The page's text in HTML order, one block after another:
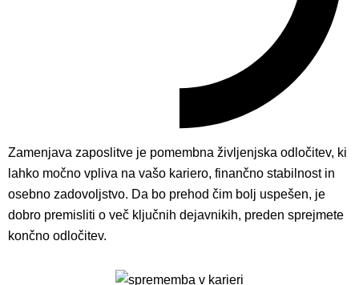
Zamenjava zaposlitve je pomembna življenjska odločitev, ki
lahko močno vpliva na vašo kariero, finančno stabilnost in
osebno zadovoljstvo. Da bo prehod čim bolj uspešen, je
dobro premisliti o več ključnih dejavnikih, preden sprejmete
končno odločitev.